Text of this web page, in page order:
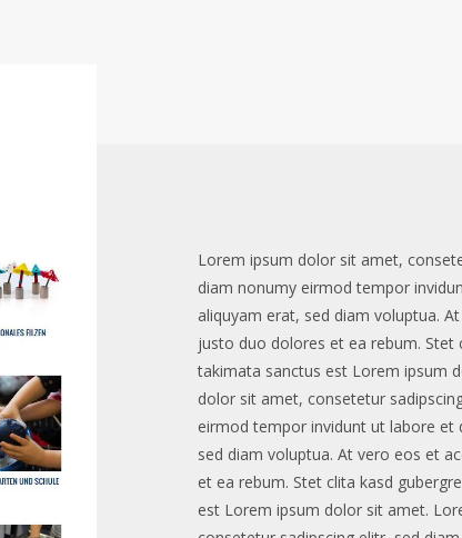
Lorem ipsum dolor sit amet,
diam nonumy eirmod tempor
aliquyam erat, sed diam voluptua.
justo duo dolores et ea rebum. Stet
takimata sanctus est Lorem ipsum
dolor sit amet, consetetur
eirmod tempor invidunt ut labore et
sed diam voluptua. At vero eos et
et ea rebum. Stet clita kasd
est Lorem ipsum dolor sit amet.